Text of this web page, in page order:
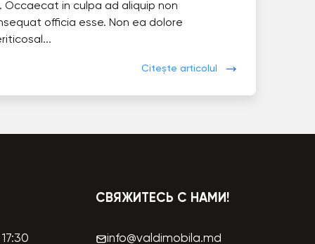
Occaecat in culpa ad aliquip non
officia esse. Non ea dolore
Citește articolul
СВЯЖИТЕСЬ С НАМИ!
info@valdimobila.md